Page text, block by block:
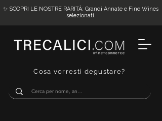
Cosa vorresti degustare?
✨ SCOPRI LE NOSTRE RARITÀ: Grandi Annate e Fine Wines
selezionati.